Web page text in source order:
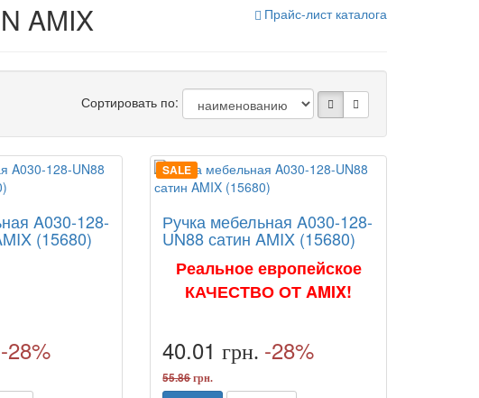
Прайс-лист каталога
AMIX
Сортировать по:
A030-128-
(15680)
-28%
SALE
Ручка мебельная A030-128-
UN88 сатин AMIX (15680)
Реальное европейское
КАЧЕСТВО ОТ AMIX!
40.01грн. -28%
55.86 грн.